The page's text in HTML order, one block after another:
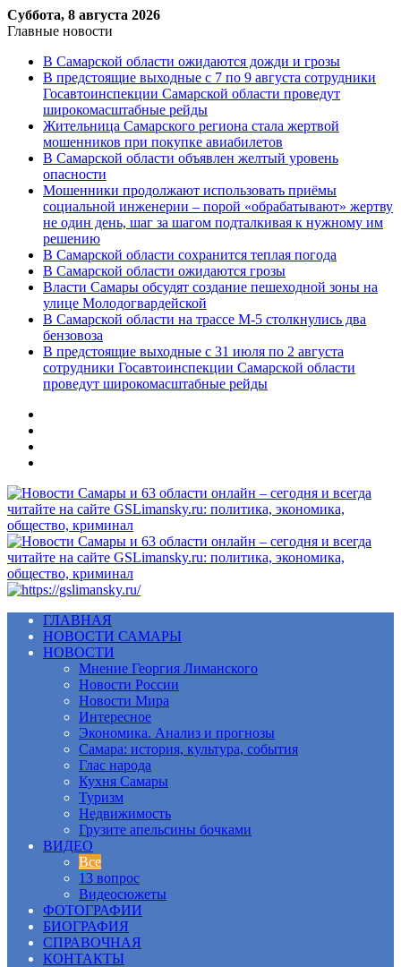
Суббота, 8 августа 2026
Главные новости
В Самарской области ожидаются дожди и грозы
В предстоящие выходные с 7 по 9 августа сотрудники
Госавтоинспекции Самарской области проведут
широкомасштабные рейды
Жительница Самарского региона стала жертвой
мошенников при покупке авиабилетов
В Самарской области объявлен желтый уровень
опасности
Мошенники продолжают использовать приёмы
социальной инженерии – порой «обрабатывают» жертву
не один день, шаг за шагом подталкивая к нужному им
решению
В Самарской области сохранится теплая погода
В Самарской области ожидаются грозы
Власти Самары обсудят создание пешеходной зоны на
улице Молодогвардейской
В Самарской области на трассе М-5 столкнулись два
бензовоза
В предстоящие выходные с 31 июля по 2 августа
сотрудники Госавтоинспекции Самарской области
проведут широкомасштабные рейды
Меню
ГЛАВНАЯ
НОВОСТИ САМАРЫ
НОВОСТИ
Мнение Георгия Лиманского
Новости России
Новости Мира
Интересное
Экономика. Анализ и прогнозы
Самара: история, культура, события
Глас народа
Кухня Самары
Туризм
Недвижимость
Грузите апельсины бочками
ВИДЕО
Все
13 вопрос
Видеосюжеты
ФОТОГРАФИИ
БИОГРАФИЯ
СПРАВОЧНАЯ
КОНТАКТЫ